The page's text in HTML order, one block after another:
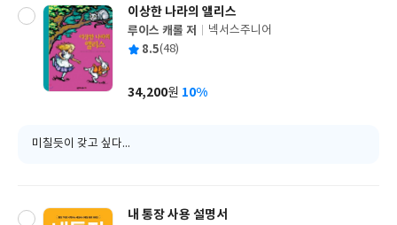
이상한 나라의 앨리스
글
쓴
루이스 캐롤 저
출
사
넥서스주니어
평 8.5(48)
가
34,200원 10%
미칠듯이 갖고 싶다...
내 통장 사용 설명서